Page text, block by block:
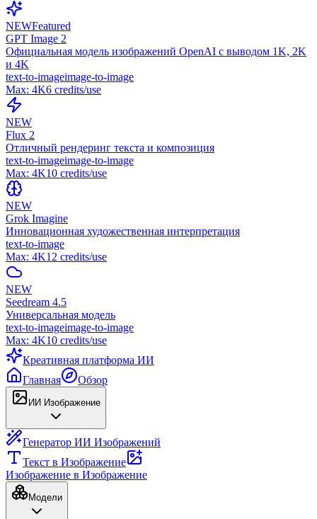
NEWFeatured
GPT Image 2
Официальная модель изображений OpenAI с выводом 1K, 2K
и 4K
text-to-imageimage-to-image
Max: 4K6 credits/use
NEW
Flux 2
Отличный рендеринг текста и композиция
text-to-imageimage-to-image
Max: 4K10 credits/use
NEW
Grok Imagine
Инновационная художественная интерпретация
text-to-image
Max: 4K12 credits/use
NEW
Seedream 4.5
Универсальная модель
text-to-imageimage-to-image
Max: 4K10 credits/use
Креативная платформа ИИ
Главная
Обзор
ИИ Изображение
Генератор ИИ Изображений
Текст в Изображение
Изображение в Изображение
Модели